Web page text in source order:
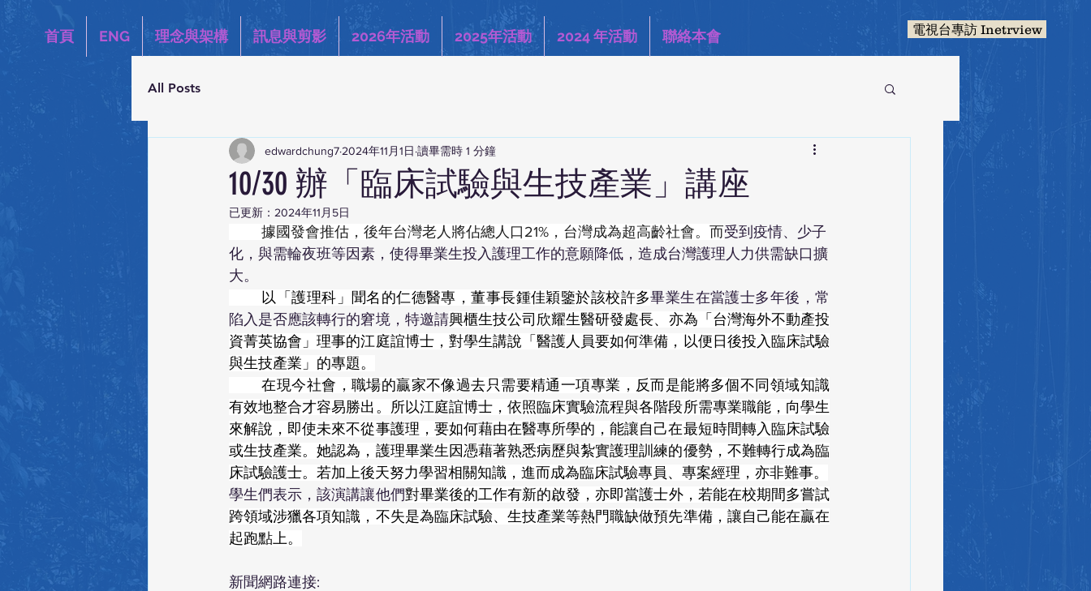
首頁 ENG 理念與架構 訊息與剪影 2026年活動 2025年活動 2024 年活動 聯絡本會 電視台專訪 Inetrview
All Posts
10/30 辦「臨床試驗與生技產業」講座
edwardchung7 2024年11月1日 讀畢需時 1 分鐘
已更新： 2024年11月5日
	據國發會推估，後年台灣老人將佔總人口21%，台灣成為超高齡社會。而
受到疫情、少子
化，與需輪夜班等因素，使得畢業生投入護理工作的意願降低，造成台灣護理人力供需缺口擴
大。
	以「護理科」聞名的仁德醫專，董事長鍾佳穎鑒於該校許多
畢業生在當護士多年後，常
陷入是否應該轉行的窘境，特邀請興櫃生技公司欣耀生醫研發處長、亦為「台灣海外不動產投
資菁英協會」理事的江庭誼博士，對學生講說「醫護人員要如何準備，以便日後投入臨床試驗
與生技產業」的專題。
	在現今社會，職場的贏家不像過去只需要精通一項專業，反而是能將多個不同領域知識
有效地整合才容易勝出。所以江庭誼博士，依照臨床實驗流程與各階段所需專業職能，向學生
來解說，即使未來不從事護理，要如何藉由在醫專所學的，能讓自己在最短時間轉入臨床試驗
或生技產業。她認為，護理畢業生因憑藉著熟悉病歷與紮實護理訓練的優勢，不難轉行成為臨
床試驗護士。若加上後天努力學習相關知識，進而成為臨床試驗專員、專案經理，亦非難事。
學生們表示，該演講讓他們對畢業後的工作有新的啟發，亦即當護士外，若能在校期間多嘗試
跨領域涉獵各項知識，不失是為臨床試驗、生技產業等熱門職缺做預先準備，讓自己能在贏在
起跑點上。
新聞網路連接: